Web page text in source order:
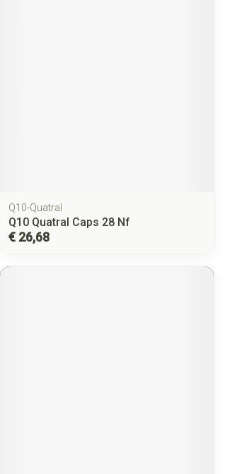
Q10-Quatral
Q10 Quatral Caps 28 Nf
€ 26,68